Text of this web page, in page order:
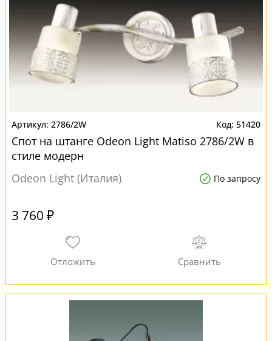
2786/2W 51420
Спот на штанге Odeon Light Matiso 2786/2W в
стиле модерн
Odeon Light (Италия)
По запросу
3 760 ₽